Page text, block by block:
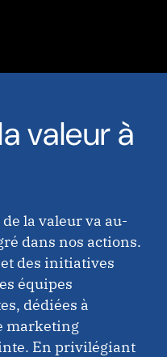
valeur à
la valeur va au-
dans nos actions.
et des initiatives
équipes
dédiées à
marketing
En privilégiant